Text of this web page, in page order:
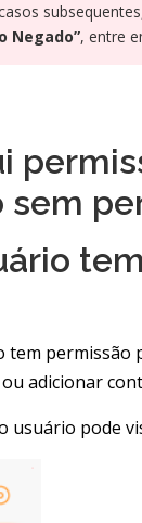
Negado”, entre
sem
permissão
adicionar
usuário pode